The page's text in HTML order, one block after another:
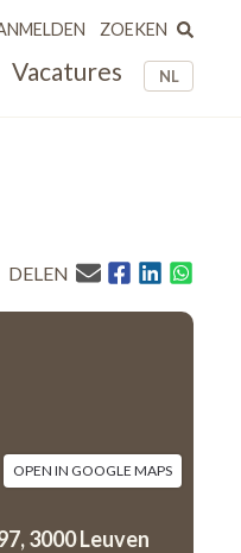
NL
Vacatures
ZOEKEN
DELEN
OPEN IN GOOGLE MAPS
3000 Leuven